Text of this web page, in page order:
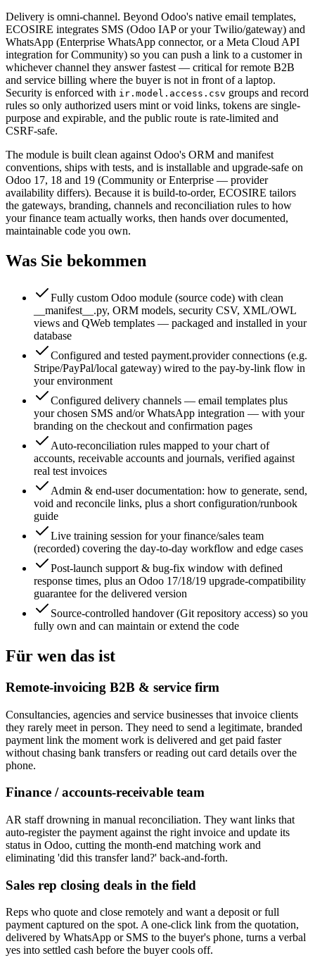
Delivery is omni-channel. Beyond Odoo's native email templates,
ECOSIRE integrates SMS (Odoo IAP or your Twilio/gateway) and
WhatsApp (Enterprise WhatsApp connector, or a Meta Cloud API
integration for Community) so you can push a link to a customer in
whichever channel they answer fastest — critical for remote B2B
and service billing where the buyer is not in front of a laptop.
Security is enforced with ir.model.access.csv groups and record
rules so only authorized users mint or void links, tokens are single-
purpose and expirable, and the public route is rate-limited and
CSRF-safe.
The module is built clean against Odoo's ORM and manifest
conventions, ships with tests, and is installable and upgrade-safe on
Odoo 17, 18 and 19 (Community or Enterprise — provider
availability differs). Because it is build-to-order, ECOSIRE tailors
the gateways, branding, channels and reconciliation rules to how
your finance team actually works, then hands over documented,
maintainable code you own.
Was Sie bekommen
Fully custom Odoo module (source code) with clean
__manifest__.py, ORM models, security CSV, XML/OWL
views and QWeb templates — packaged and installed in your
database
Configured and tested payment.provider connections (e.g.
Stripe/PayPal/local gateway) wired to the pay-by-link flow in
your environment
Configured delivery channels — email templates plus
your chosen SMS and/or WhatsApp integration — with your
branding on the checkout and confirmation pages
Auto-reconciliation rules mapped to your chart of
accounts, receivable accounts and journals, verified against
real test invoices
Admin & end-user documentation: how to generate, send,
void and reconcile links, plus a short configuration/runbook
guide
Live training session for your finance/sales team
(recorded) covering the day-to-day workflow and edge cases
Post-launch support & bug-fix window with defined
response times, plus an Odoo 17/18/19 upgrade-compatibility
guarantee for the delivered version
Source-controlled handover (Git repository access) so you
fully own and can maintain or extend the code
Für wen das ist
Remote-invoicing B2B & service firm
Consultancies, agencies and service businesses that invoice clients
they rarely meet in person. They need to send a legitimate, branded
payment link the moment work is delivered and get paid faster
without chasing bank transfers or reading out card details over the
phone.
Finance / accounts-receivable team
AR staff drowning in manual reconciliation. They want links that
auto-register the payment against the right invoice and update its
status in Odoo, cutting the month-end matching work and
eliminating 'did this transfer land?' back-and-forth.
Sales rep closing deals in the field
Reps who quote and close remotely and want a deposit or full
payment captured on the spot. A one-click link from the quotation,
delivered by WhatsApp or SMS to the buyer's phone, turns a verbal
yes into settled cash before the buyer cools off.